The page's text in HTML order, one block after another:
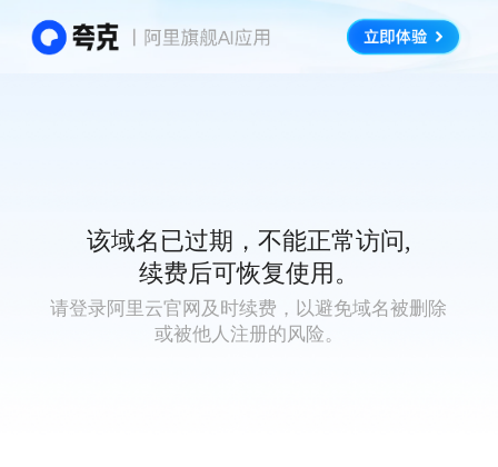
该域名已过期，不能正常访问,
续费后可恢复使用。
请登录阿里云官网及时续费，以避免域名被删除
或被他人注册的风险。